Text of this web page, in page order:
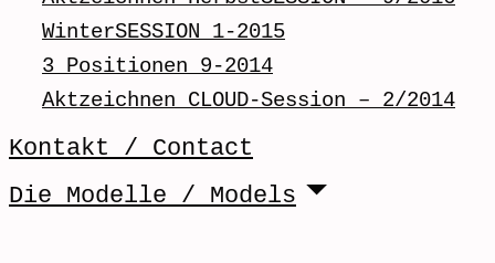
WinterSESSION 1-2015
3 Positionen 9-2014
Aktzeichnen CLOUD-Session – 2/2014
Kontakt / Contact
Die Modelle / Models